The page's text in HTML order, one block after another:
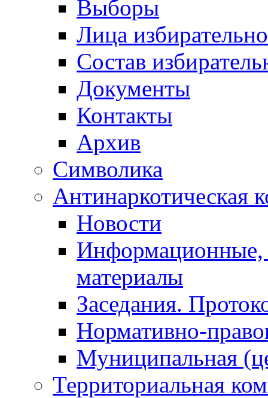
Выборы
Лица
Состав
Документы
Контакты
Архив
Символика
Антинаркотическая
Новости
Информационные,
материалы
Заседания.
Нормативно-
Муниципальная
Территориальная